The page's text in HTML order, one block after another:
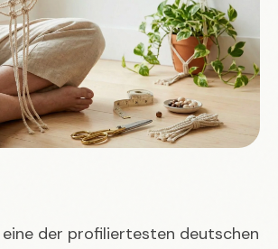
eine der profiliertesten deutschen